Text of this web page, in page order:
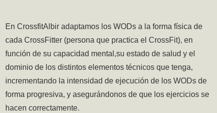
En CrossfitAlbir adaptamos los WODs a la forma física de
cada CrossFitter (persona que practica el CrossFit), en
función de su capacidad mental,su estado de salud y el
dominio de los distintos elementos técnicos que tenga,
incrementando la intensidad de ejecución de los WODs de
forma progresiva, y asegurándonos de que los ejercicios se
hacen correctamente.